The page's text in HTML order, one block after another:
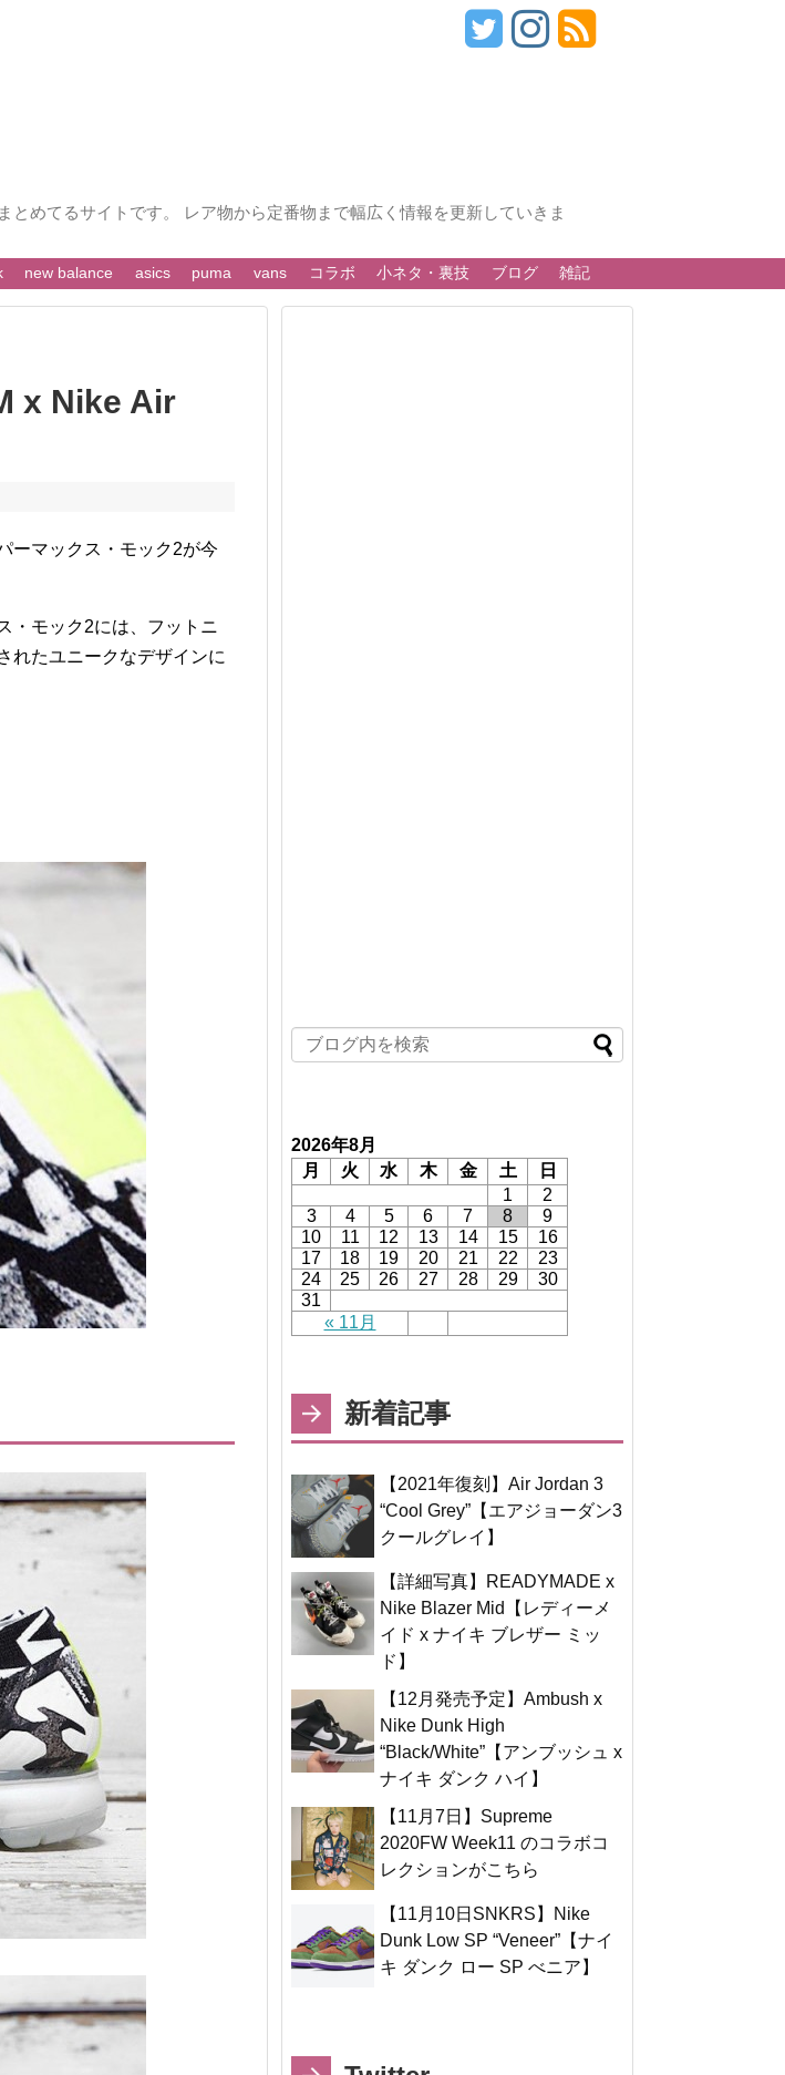
めてるサイトです。 レア物から定番物まで幅広く情報を更新していきま
new balance asics puma vans コラボ 小ネタ・裏技 ブログ 雑記
x Nike Air
ーマックス・モック2が今
・モック2には、フットニ
れたユニークなデザインに
2026年8月
月
火 水 木 金 土 日
« 11月
1
2
3
4 5 6 7 8
9
10
11 12 13 14 15
16
17
18 19 20 21 22
23
24
25 26 27 28 29
30
31
新着記事
【2021年復刻】Air Jordan 3
“Cool Grey”【エアジョーダン3
クールグレイ】
【詳細写真】READYMADE x
Nike Blazer Mid【レディーメ
イド x ナイキ ブレザー ミッ
ド】
【12月発売予定】Ambush x
Nike Dunk High
“Black/White”【アンブッシュ x
ナイキ ダンク ハイ】
【11月7日】Supreme
2020FW Week11 のコラボコ
レクションがこちら
【11月10日SNKRS】Nike
Dunk Low SP “Veneer”【ナイ
キ ダンク ロー SP べニア】